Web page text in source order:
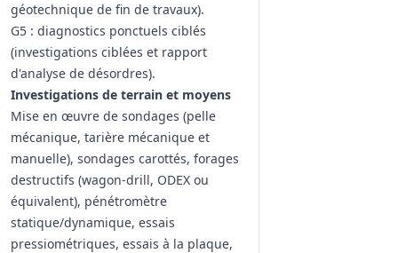
géotechnique de fin de travaux).
G5 : diagnostics ponctuels ciblés
(investigations ciblées et rapport
d'analyse de désordres).
Investigations de terrain et moyens
Mise en œuvre de sondages (pelle
mécanique, tarière mécanique et
manuelle), sondages carottés, forages
destructifs (wagon‑drill, ODEX ou
équivalent), pénétromètre
statique/dynamique, essais
pressiométriques, essais à la plaque,